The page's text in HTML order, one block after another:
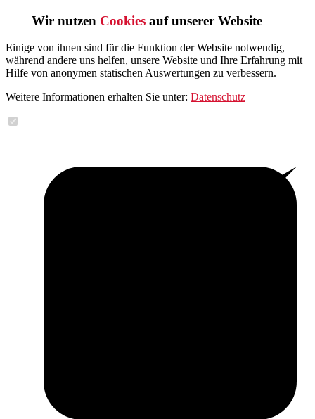
Wir nutzen Cookies auf unserer Website
Einige von ihnen sind für die Funktion der Website notwendig,
während andere uns helfen, unsere Website und Ihre Erfahrung mit
Hilfe von anonymen statischen Auswertungen zu verbessern.
Weitere Informationen erhalten Sie unter: Datenschutz